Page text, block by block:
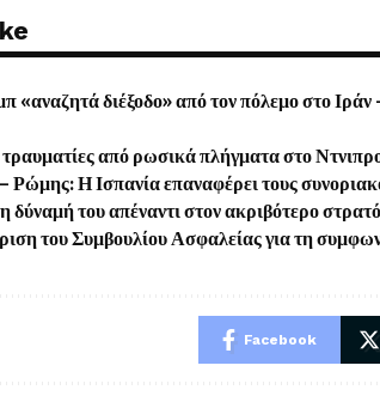
«αναζητά διέξοδο» από τον πόλεμο στο
τραυματίες από ρωσικά πλήγματα στο
Η Ισπανία επαναφέρει τους
δύναμή του απέναντι στον ακριβότερο
του Συμβουλίου Ασφαλείας για τη
Facebook